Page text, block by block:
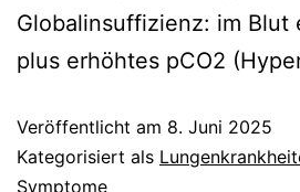
Globalinsuffizienz: im Blut
plus erhöhtes pCO2
Veröffentlicht am 8. Juni 2025
Kategorisiert als
Symptome